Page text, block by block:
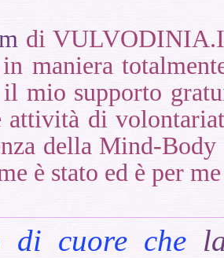
di
maniera
mio supporto
attività di
della Mind-
è stato ed è per
di cuore che